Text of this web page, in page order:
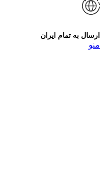
ارسال به تمام ایران
منو